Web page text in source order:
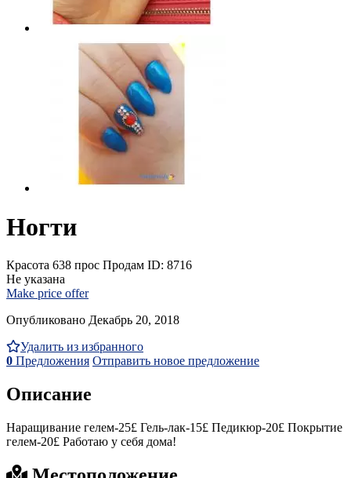
Ногти
Красота 638 прос Продам ID: 8716
Не указана
Make price offer
Опубликовано Декабрь 20, 2018
Удалить из избранного
0 Предложения Отправить новое предложение
Описание
Наращивание гелем-25£ Гель-лак-15£ Педикюр-20£ Покрытие
гелем-20£ Работаю у себя дома!